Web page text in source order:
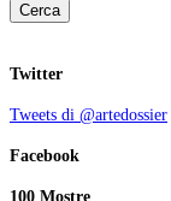
Cerca
Twitter
Tweets di @artedossier
Facebook
100 Mostre